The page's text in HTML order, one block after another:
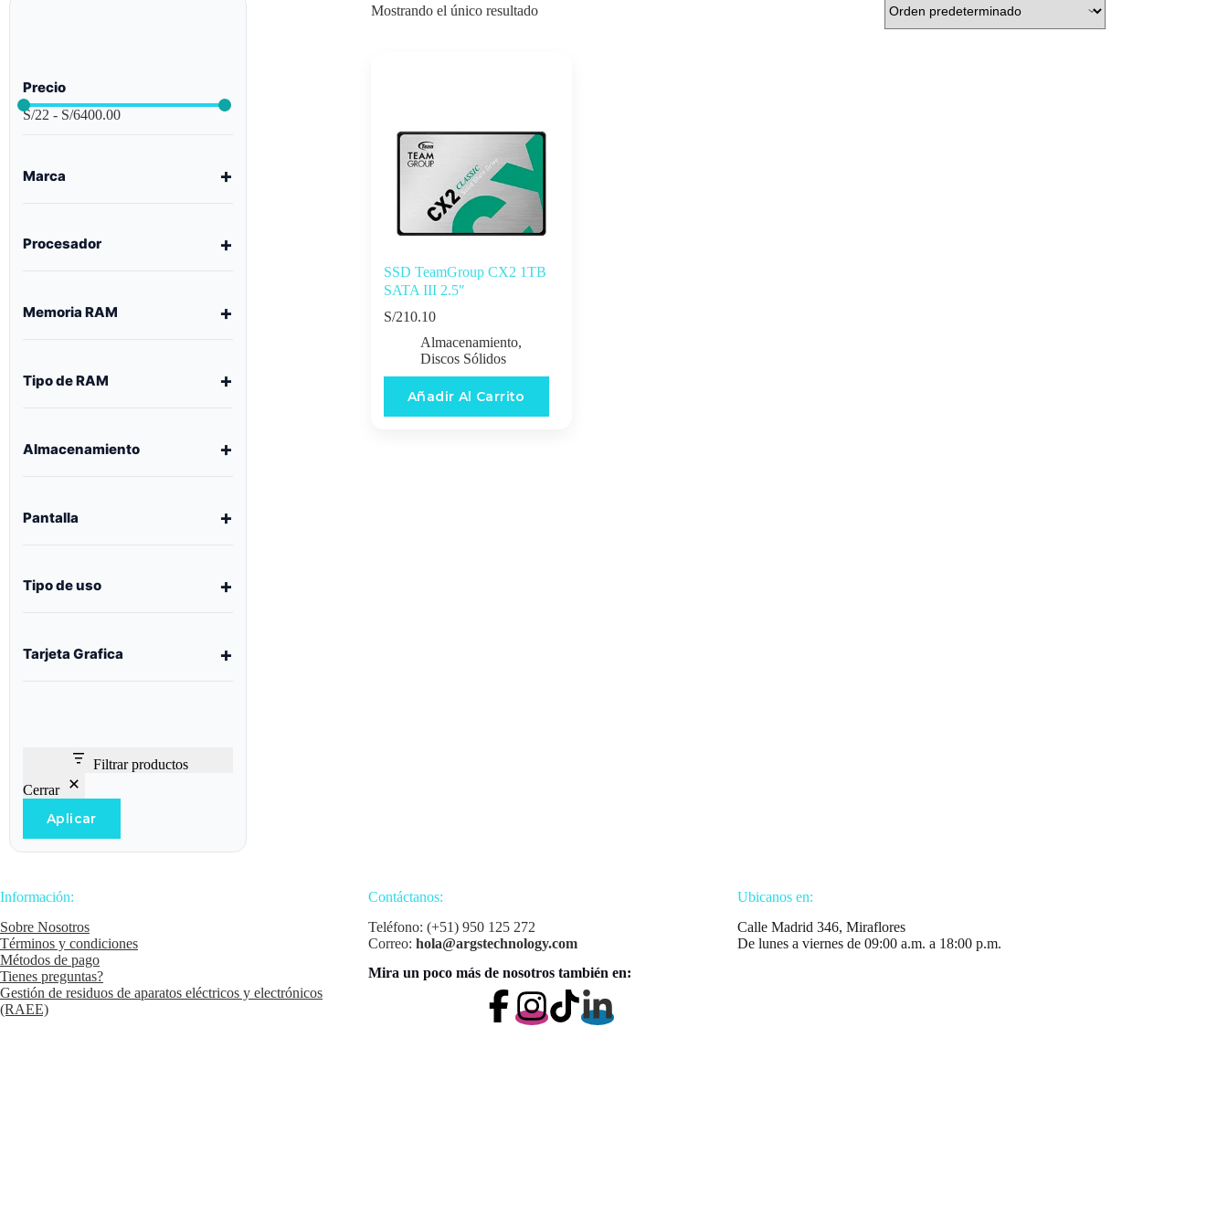
Mostrando el único resultado
SSD TeamGroup CX2 1TB
SATA III 2.5″
S/210.10
Almacenamiento,
Discos Sólidos
Añadir Al Carrito
Precio
S/22 - S/6400.00
Marca
Procesador
Memoria RAM
Tipo de RAM
Almacenamiento
Pantalla
Tipo de uso
Tarjeta Grafica
Filtrar productos
Cerrar
Aplicar
Información:
Sobre Nosotros
Términos y condiciones
Métodos de pago
Tienes preguntas?
Gestión de residuos de aparatos eléctricos y electrónicos
(RAEE)
Contáctanos:
Teléfono: (+51) 950 125 272
Correo:hola@argstechnology.com
Mira un poco más de nosotros también en:
Ubicanos en:
Calle Madrid 346, Miraflores
De lunes a viernes de 09:00 a.m. a 18:00 p.m.